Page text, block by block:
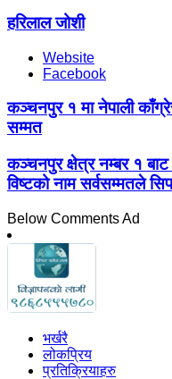
हरिलाल जोशी
Website
Facebook
कञ्चनपुर १ मा नेपाली
सम्मत
कञ्चनपुर क्षेत्र नम्बर १ बाट
विष्टको नाम सर्वसम्मतले
Below Comments Ad
भर्खरै
लोकप्रिय
प्रतिक्रियाहरु